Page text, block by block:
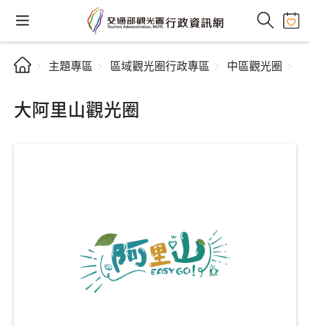
主題專區 區域觀光圈行政專區 中區觀光圈
大阿里山觀光圈